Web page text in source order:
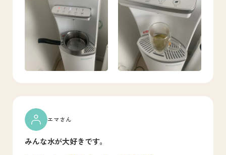
みんな水が大好きです。
エマさん